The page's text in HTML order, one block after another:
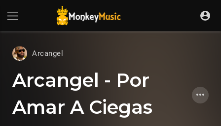
Arcangel
Arcangel - Por
Amar A Ciegas